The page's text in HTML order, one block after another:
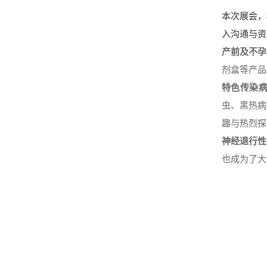
本次展会，
入沟通与
产前及不孕
剂盒等产
特色传染
虫、黑热
趣与热烈探
神经退行
也成为了